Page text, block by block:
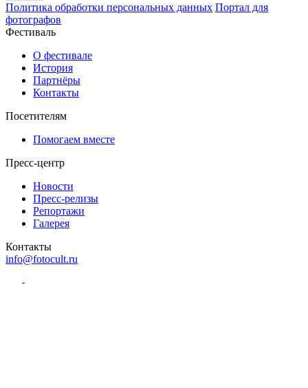
Политика обработки персональных данных Портал для
фотографов
Фестиваль
О фестивале
История
Партнёры
Контакты
Посетителям
Помогаем вместе
Пресс-центр
Новости
Пресс-релизы
Репортажи
Галерея
Контакты
info@fotocult.ru